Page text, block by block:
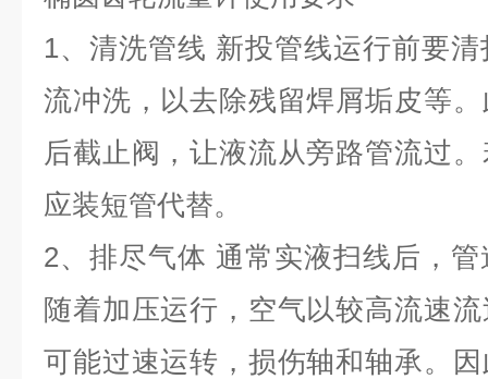
1、清洗管线 新投管线运行前要
流冲洗，以去除残留焊屑垢皮等
后截止阀，让液流从旁路管流过
应装短管代替。
2、排尽气体 通常实液扫线后，
随着加压运行，空气以较高流速
可能过速运转，损伤轴和轴承。